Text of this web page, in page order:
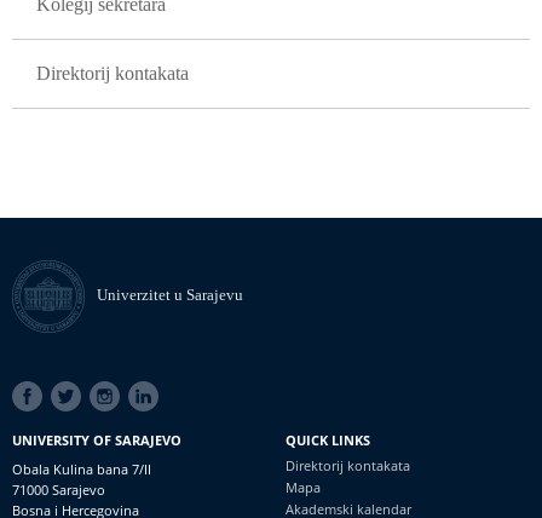
Kolegij sekretarâ
Direktorij kontakata
Univerzitet u Sarajevu
SOCIAL
LINKS
UNIVERSITY OF SARAJEVO
Obala Kulina bana 7/II
71000 Sarajevo
Bosna i Hercegovina
QUICK LINKS
Direktorij kontakata
Mapa
Akademski kalendar